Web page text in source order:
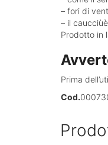
– fori di
– il
Prodotto in
Prima
Cod.